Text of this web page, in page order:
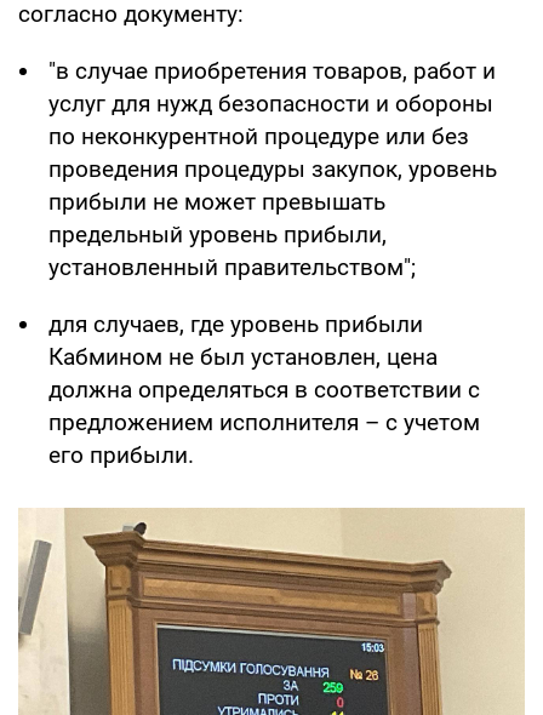
согласно документу:
"в случае приобретения товаров, работ и
услуг для нужд безопасности и обороны
по неконкурентной процедуре или без
проведения процедуры закупок, уровень
прибыли не может превышать
предельный уровень прибыли,
установленный правительством";
для случаев, где уровень прибыли
Кабмином не был установлен, цена
должна определяться в соответствии с
предложением исполнителя – с учетом
его прибыли.